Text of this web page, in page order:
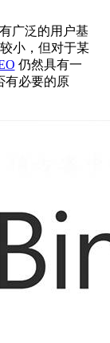
广泛的用户基
小，但对于某
仍然具有一
有必要的原